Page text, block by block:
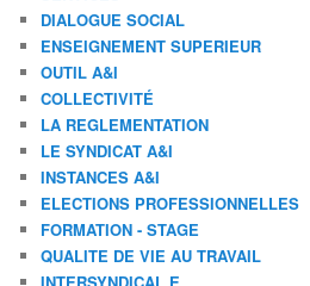
DIALOGUE SOCIAL
ENSEIGNEMENT SUPERIEUR
OUTIL A&I
COLLECTIVITÉ
LA REGLEMENTATION
LE SYNDICAT A&I
INSTANCES A&I
ELECTIONS PROFESSIONNELLES
FORMATION - STAGE
QUALITE DE VIE AU TRAVAIL